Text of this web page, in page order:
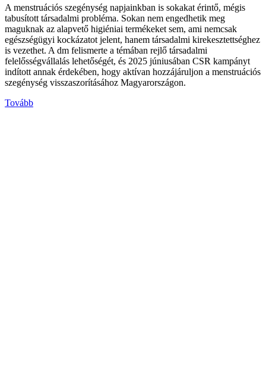
A menstruációs szegénység napjainkban is sokakat érintő, mégis
tabusított társadalmi probléma. Sokan nem engedhetik meg
maguknak az alapvető higiéniai termékeket sem, ami nemcsak
egészségügyi kockázatot jelent, hanem társadalmi kirekesztettséghez
is vezethet. A dm felismerte a témában rejlő társadalmi
felelősségvállalás lehetőségét, és 2025 júniusában CSR kampányt
indított annak érdekében, hogy aktívan hozzájáruljon a menstruációs
szegénység visszaszorításához Magyarországon.
Tovább